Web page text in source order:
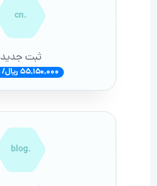
.cn
ثبت جدید
55,150,000 ریال/ 1 سال
.blog